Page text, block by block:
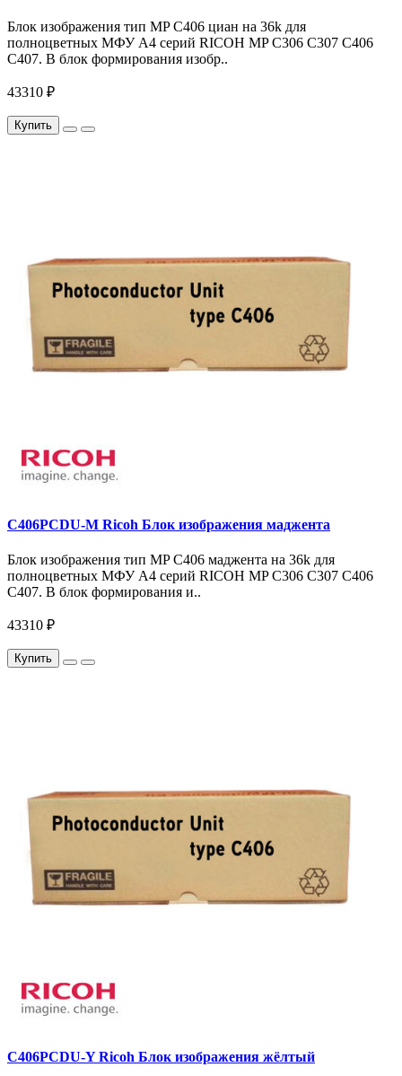
Блок изображения тип MP C406 циан на 36k для
полноцветных МФУ A4 серий RICOH MP C306 C307 C406
C407. В блок формирования изобр..
43310 ₽
Купить
C406PCDU-M Ricoh Блок изображения маджента
Блок изображения тип MP C406 маджента на 36k для
полноцветных МФУ A4 серий RICOH MP C306 C307 C406
C407. В блок формирования и..
43310 ₽
Купить
C406PCDU-Y Ricoh Блок изображения жёлтый